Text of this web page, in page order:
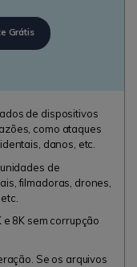
Grátis
de dispositivos
como ataques
danos, etc.
de
filmadoras, drones,
e 8K sem corrupção
Se os arquivos